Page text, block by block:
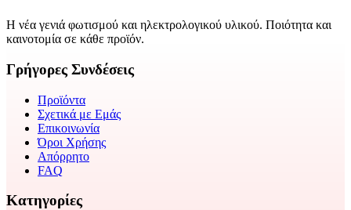
Η νέα γενιά φωτισμού και ηλεκτρολογικού υλικού. Ποιότητα και
καινοτομία σε κάθε προϊόν.
Γρήγορες Συνδέσεις
Προϊόντα
Σχετικά με Εμάς
Επικοινωνία
Όροι Χρήσης
Απόρρητο
FAQ
Κατηγορίες